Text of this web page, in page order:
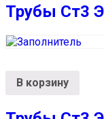
Трубы Ст3
В корзину